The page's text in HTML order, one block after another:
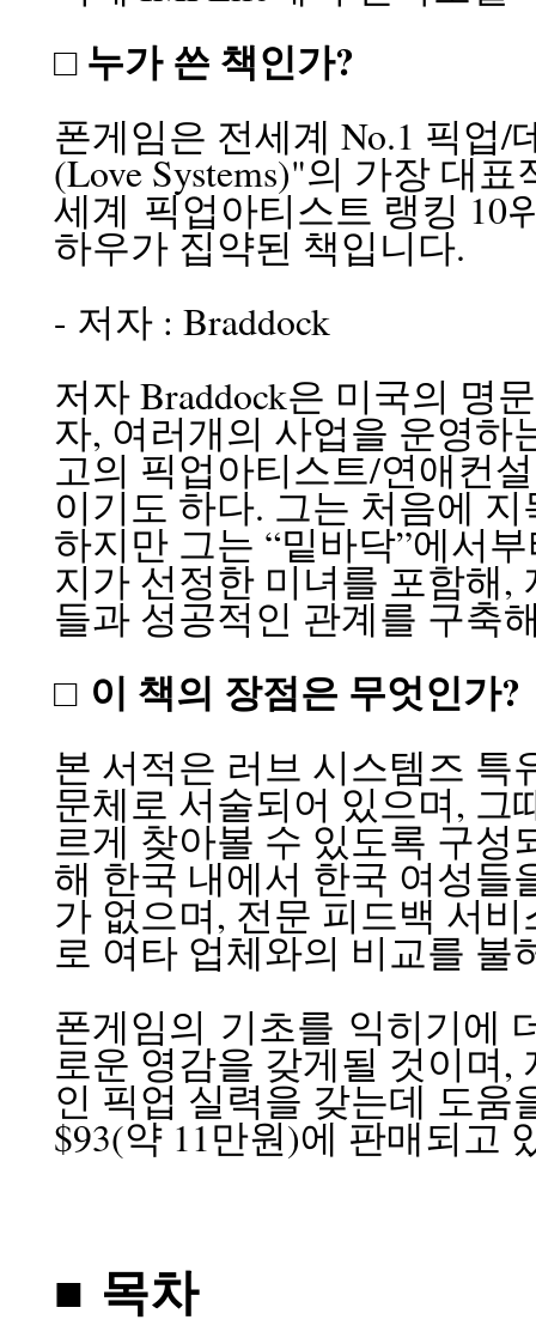
□ 누가 쓴 책인가?
폰게임은 전세계 No.1 픽업
(Love Systems)"의 가장 대
세계 픽업아티스트 랭킹 10
하우가 집약된 책입니다.
- 저자 : Braddock
저자 Braddock은 미국의 명
자, 여러개의 사업을 운영하
고의 픽업아티스트/연애컨
이기도 하다. 그는 처음에
하지만 그는 “밑바닥”에서
지가 선정한 미녀를 포함해,
들과 성공적인 관계를 구축
□ 이 책의 장점은 무엇인가?
본 서적은 러브 시스템즈 특
문체로 서술되어 있으며, 그
르게 찾아볼 수 있도록 구
해 한국 내에서 한국 여성들
가 없으며, 전문 피드백 서
로 여타 업체와의 비교를 불
폰게임의 기초를 익히기에
로운 영감을 갖게될 것이며,
인 픽업 실력을 갖는데 도움
$93(약 11만원)에 판매되고
■ 목차